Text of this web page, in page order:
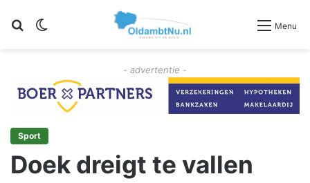
Zoeken Menu
- advertentie -
Sport
Doek dreigt te vallen